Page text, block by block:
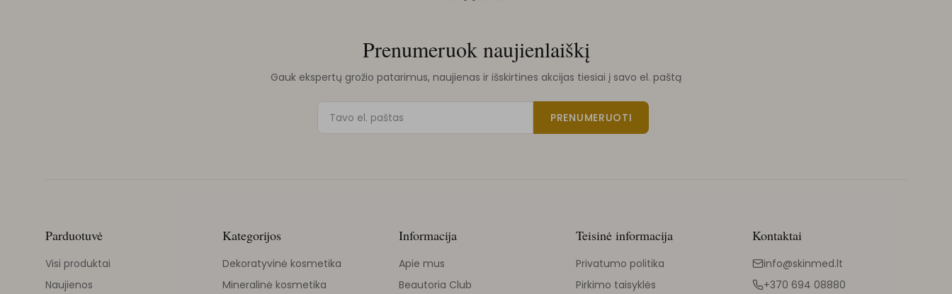
Prenumeruok naujienlaiškį
Gauk ekspertų grožio patarimus, naujienas ir išskirtines akcijas tiesiai į savo el. paštą
PRENUMERUOTI
Parduotuvė
Visi produktai
Naujienos
Kategorijos
Dekoratyvinė kosmetika
Mineralinė kosmetika
Informacija
Apie mus
Beautoria Club
Teisinė informacija
Privatumo politika
Pirkimo taisyklės
Kontaktai
info@skinmed.lt
+370 694 08880